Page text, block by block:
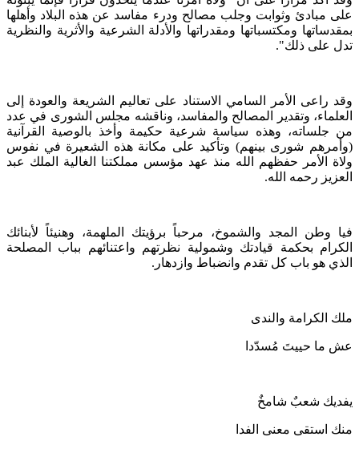
على مبادئ وثوابت وجلب مصالح ودرء مفاسد عن هذه البلاد وأهلها
بمقدساتها ومكتسباتها ومقدراتها والأدلة الشرعية والأثرية والنظرية
تدل على ذلك".
وقد راعى الأمر السامي الاستناد على تعاليم الشريعة والعودة إلى
العلماء، وتقدير المصالح والمفاسد، وناقشه مجلس الشورى في عدد
من جلساته، وهذه سياسة شرعية حكيمة وأخذ بالوصية القرآنية
(وأمرهم شورى بينهم) وتأكيد على مكانة هذه الشعيرة في نفوس
ولاة الأمر حفظهم الله منذ عهد مؤسس مملكتنا الغالية الملك عبد
العزيز رحمه الله.
فيا وطن المجد والشموخ، مرحباً برؤيتك الملهمة، وهنيئاً لأبنائك
الكرام بحكمة قيادتك وشمولية نظرتهم واعتنائهم بباب المصلحة
الذي هو باب كل تقدم وانضباط وازدهار.
ملك الكرامة والندى
عش ما حييتَ مُسدّدا
يفديك شعبٌ شامخٌ
منك استقى معنى الفدا